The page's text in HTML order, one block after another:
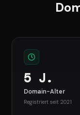
5 J.
Domain-Alter
Registriert seit 2021